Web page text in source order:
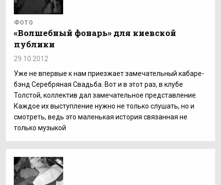
ФОТО
«Волшебный фонарь» для киевской
публики
29.10.2012
Уже не впервые к нам приезжает замечательный кабаре-
бэнд Серебряная Свадьба. Вот и в этот раз, в клубе
Толстой, коллектив дал замечательное представление.
Каждое их выступление нужно не только слушать, но и
смотреть, ведь это маленькая история связанная не
только музыкой